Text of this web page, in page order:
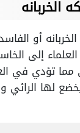
الخربانه
أو
إلى
مما تؤدي في
لها الرائي